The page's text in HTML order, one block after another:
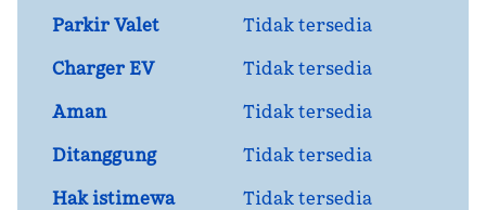
Parkir Valet
Tidak tersedia
Charger EV
Tidak tersedia
Aman
Tidak tersedia
Ditanggung
Tidak tersedia
Hak istimewa
Tidak tersedia